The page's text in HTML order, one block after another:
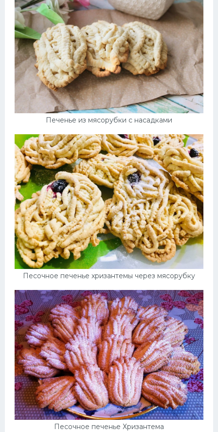
Печенье из мясорубки с насадками
Песочное печенье хризантемы через мясорубку
Песочное печенье Хризантема